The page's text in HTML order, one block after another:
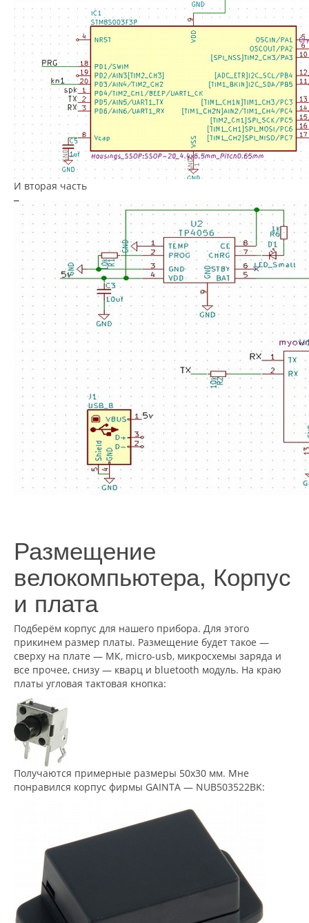
И вторая часть
Размещение
велокомпьютера, Корпус
и плата
Подберём корпус для нашего прибора. Для этого
прикинем размер платы. Размещение будет такое —
сверху на плате — МК, micro-usb, микросхемы заряда и
все прочее, снизу — кварц и bluetooth модуль. На краю
платы угловая тактовая кнопка:
Получаются примерные размеры 50х30 мм. Мне
понравился корпус фирмы GAINTA — NUB503522BK: